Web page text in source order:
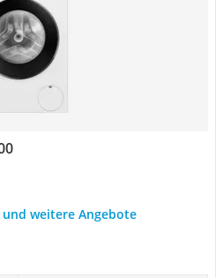
weitere Angebote